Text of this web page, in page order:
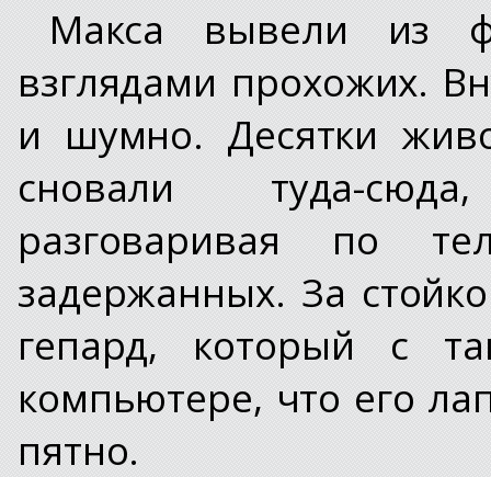
Макса вывели из
взглядами прохожих.
и шумно. Десятки
сновали туда-
разговаривая по
задержанных. За
гепард, который с
компьютере, что его
пятно.